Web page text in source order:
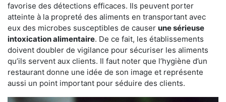
favorise des détections efficaces. Ils peuvent porter
atteinte à la propreté des aliments en transportant avec
eux des microbes susceptibles de causer une sérieuse
intoxication alimentaire. De ce fait, les établissements
doivent doubler de vigilance pour sécuriser les aliments
qu’ils servent aux clients. Il faut noter que l’hygiène d’un
restaurant donne une idée de son image et représente
aussi un point important pour séduire des clients.